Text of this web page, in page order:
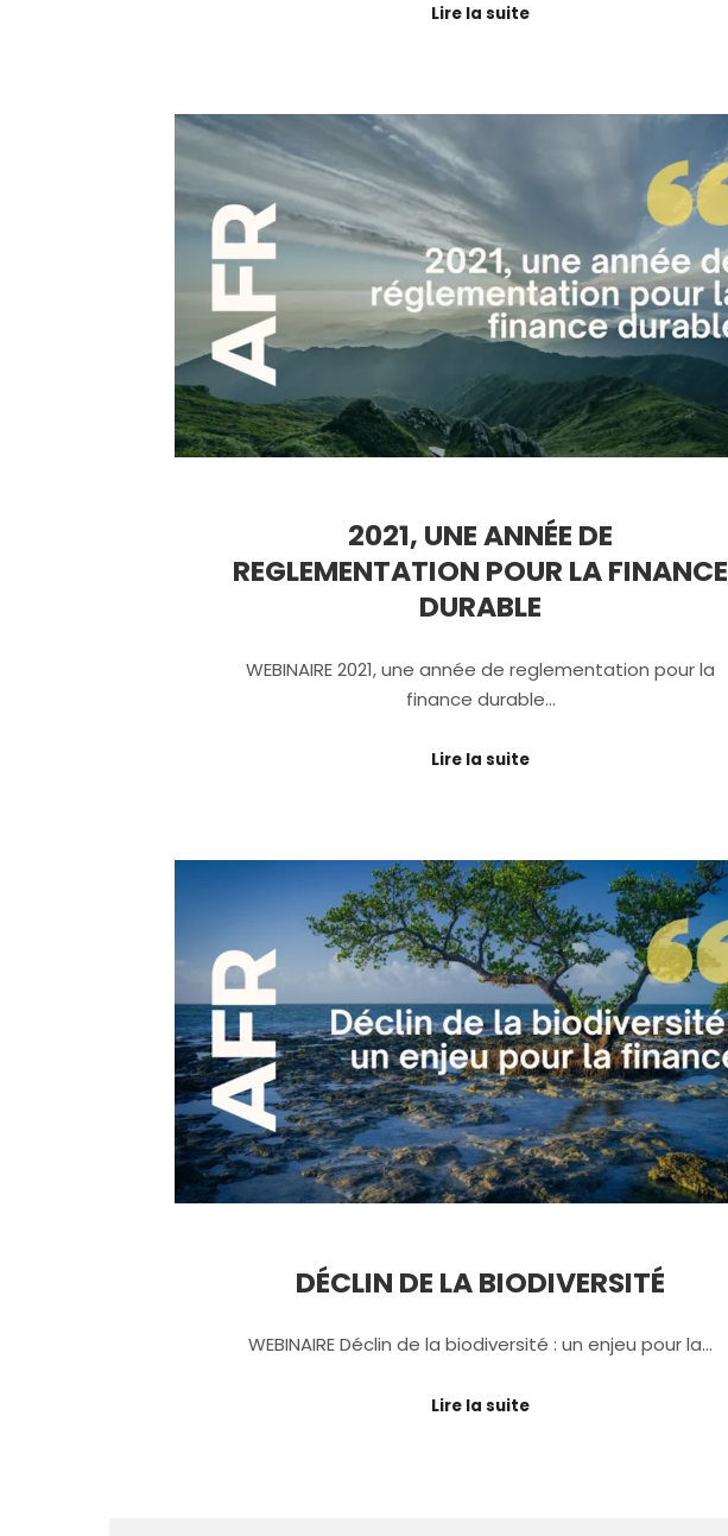
Lire la suite
2021, UNE ANNÉE DE
REGLEMENTATION POUR LA FINANCE
DURABLE
WEBINAIRE 2021, une année de reglementation pour la
finance durable…
Lire la suite
DÉCLIN DE LA BIODIVERSITÉ
WEBINAIRE Déclin de la biodiversité : un enjeu pour la…
Lire la suite